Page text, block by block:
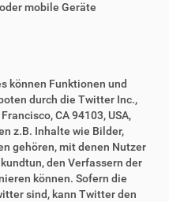
mobile Geräte
können Funktionen und
durch die Twitter Inc.,
CA 94103, USA,
z.B. Inhalte wie Bilder,
gehören, mit denen Nutzer
den Verfassern der
können. Sofern die
sind, kann Twitter den